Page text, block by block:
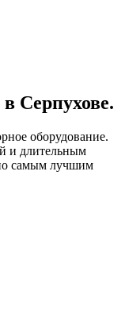
Серпухове.
оборудование.
и длительным
самым лучшим